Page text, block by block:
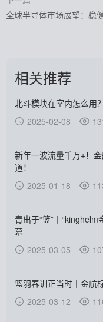
全球半导体市场展望：稳
相关推荐
北斗模块在室内怎么用
2025-02-08
新年一波流量千万+！
道！
2025-01-18
青出于“篮”丨
幕
2025-03-05
篮羽春训正当时丨金航
2025-03-12